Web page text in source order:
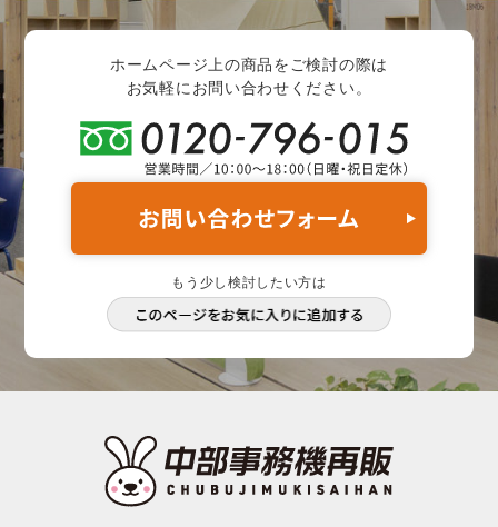
ホームページ上の商品をご検討の際は
お気軽にお問い合わせください。
もう少し検討したい方は